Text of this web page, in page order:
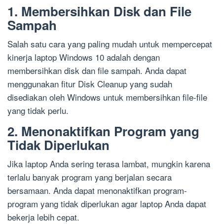
1. Membersihkan Disk dan File
Sampah
Salah satu cara yang paling mudah untuk mempercepat
kinerja laptop Windows 10 adalah dengan
membersihkan disk dan file sampah. Anda dapat
menggunakan fitur Disk Cleanup yang sudah
disediakan oleh Windows untuk membersihkan file-file
yang tidak perlu.
2. Menonaktifkan Program yang
Tidak Diperlukan
Jika laptop Anda sering terasa lambat, mungkin karena
terlalu banyak program yang berjalan secara
bersamaan. Anda dapat menonaktifkan program-
program yang tidak diperlukan agar laptop Anda dapat
bekerja lebih cepat.